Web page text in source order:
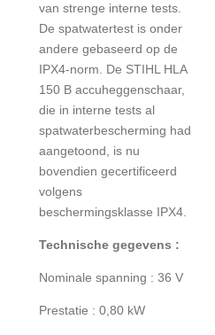
van strenge interne tests.
De spatwatertest is onder
andere gebaseerd op de
IPX4-norm. De STIHL HLA
150 B accuheggenschaar,
die in interne tests al
spatwaterbescherming had
aangetoond, is nu
bovendien gecertificeerd
volgens
beschermingsklasse IPX4.
Technische gegevens :
Nominale spanning : 36 V
Prestatie : 0,80 kW